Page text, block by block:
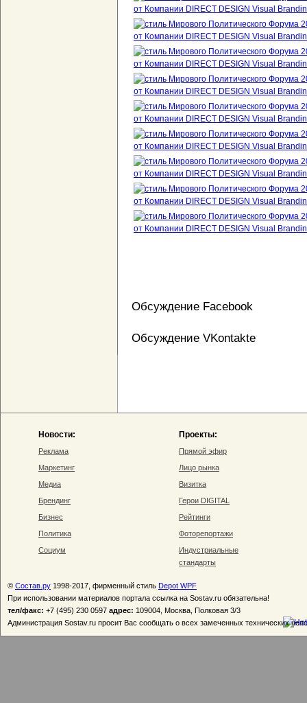
Обсуждение Facebook
Обсуждение VKontakte
Новости:
Реклама
Маркетинг
Медиа
Брендинг
Бизнес
Политика
Социум
Проекты:
Прямой эфир
Лицо рынка
Визитка
Герои DIGITAL
Рейтинги
Фоторепортажи
Индустриальные
стандарты
© Состав.ру 1998-2017, фирменный стиль Depot WPF
При использовании материалов портала ссылка на Sostav.ru обязательна!
тел/факс: +7 (495) 230 0597 адрес: 109004, Москва, Полковая 3/3
Администрация Sostav.ru просит Вас сообщать о всех замеченных технических